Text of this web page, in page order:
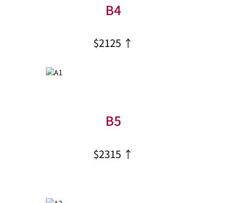
B4
$2125 ↑
B5
$2315 ↑